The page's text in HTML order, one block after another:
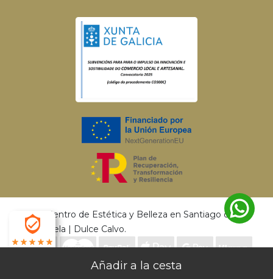
© 2026 Centro de Estética y Belleza en Santiago de
Compostela | Dulce Calvo.
MEIGASOFT. Tecnología
Envío gratis a partir de 50€ | Entrega en 24 - 72